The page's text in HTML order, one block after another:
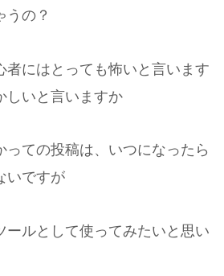
うの？
者にはとっても怖いと言います
しいと言いますか
っての投稿は、いつになったら
いですが
ールとして使ってみたいと思い